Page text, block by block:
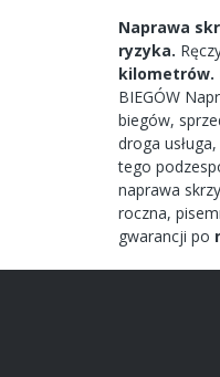
Naprawa
ryzyka.
kilometrów.
BIEGÓW
biegów,
droga
tego
naprawa
roczna,
gwarancji po